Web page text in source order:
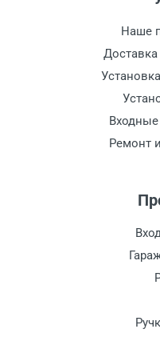
Наше
Входные
Ремонт